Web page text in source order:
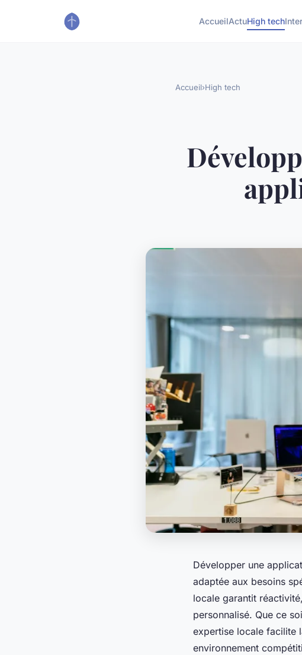
AccueilActuHigh tech
Accueil›High tech
Développer une
adaptée aux besoins
locale garantit
personnalisé. Que ce
expertise locale facilite
environnement